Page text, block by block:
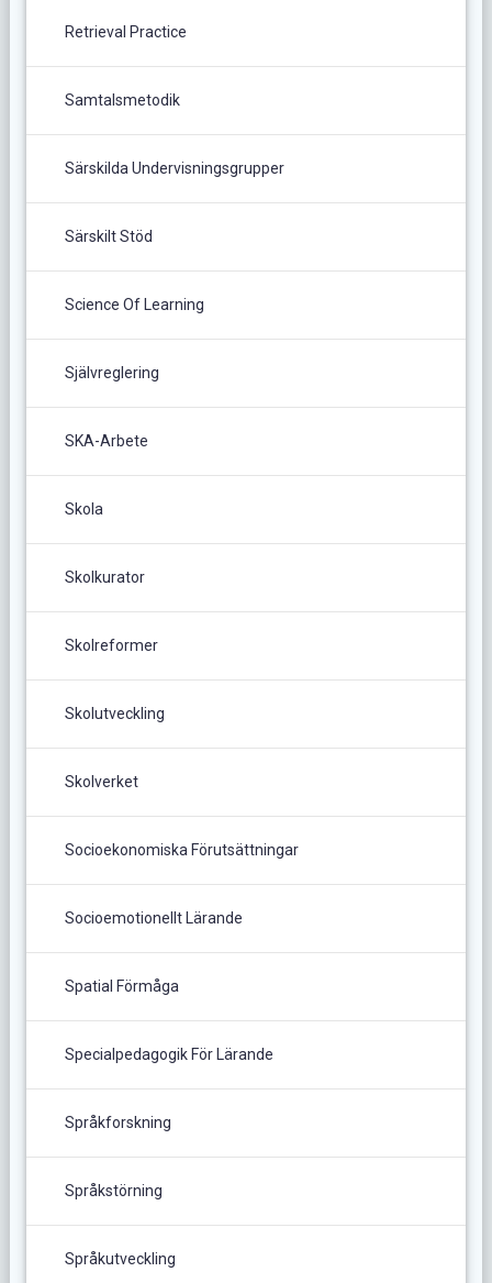
Retrieval Practice
Samtalsmetodik
Särskilda Undervisningsgrupper
Särskilt Stöd
Science Of Learning
Självreglering
SKA-Arbete
Skola
Skolkurator
Skolreformer
Skolutveckling
Skolverket
Socioekonomiska Förutsättningar
Socioemotionellt Lärande
Spatial Förmåga
Specialpedagogik För Lärande
Språkforskning
Språkstörning
Språkutveckling